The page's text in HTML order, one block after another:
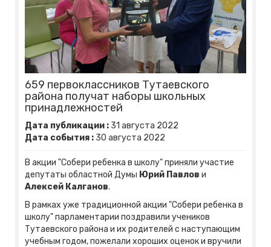
659 первоклассников Тутаевского
района получат наборы школьных
принадлежностей
Дата публикации : 31 августа 2022
Дата события : 30 августа 2022
В акции "Собери ребенка в школу" приняли участие
депутаты областной Думы Юрий Павлов и
Алексей Калганов.
В рамках уже традиционной акции "Собери ребенка в
школу" парламентарии поздравили учеников
Тутаевского района и их родителей с наступающим
учебным годом, пожелали хороших оценок и вручили